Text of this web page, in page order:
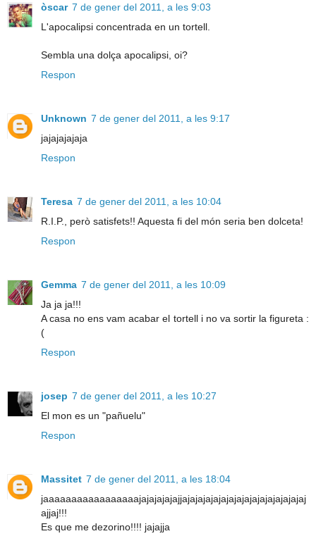
òscar 7 de gener del 2011, a les 9:03
L'apocalipsi concentrada en un tortell.
Sembla una dolça apocalipsi, oi?
Respon
Unknown 7 de gener del 2011, a les 9:17
jajajajajaja
Respon
Teresa 7 de gener del 2011, a les 10:04
R.I.P., però satisfets!! Aquesta fi del món seria ben dolceta!
Respon
Gemma 7 de gener del 2011, a les 10:09
Ja ja ja!!!
A casa no ens vam acabar el tortell i no va sortir la figureta :
(
Respon
josep 7 de gener del 2011, a les 10:27
El mon es un "pañuelu"
Respon
Massitet 7 de gener del 2011, a les 18:04
jaaaaaaaaaaaaaaaaajajajajajajjajajajajajajajajajajajajajajajaj
ajjaj!!!
Es que me dezorino!!!! jajajja